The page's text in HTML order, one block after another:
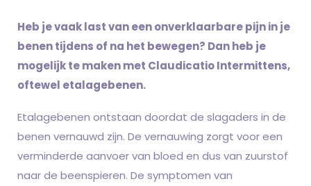
Heb je vaak last van een onverklaarbare pijn in je
benen tijdens of na het bewegen? Dan heb je
mogelijk te maken met Claudicatio Intermittens,
oftewel etalagebenen.
Etalagebenen ontstaan doordat de slagaders in de
benen vernauwd zijn. De vernauwing zorgt voor een
verminderde aanvoer van bloed en dus van zuurstof
naar de beenspieren. De symptomen van